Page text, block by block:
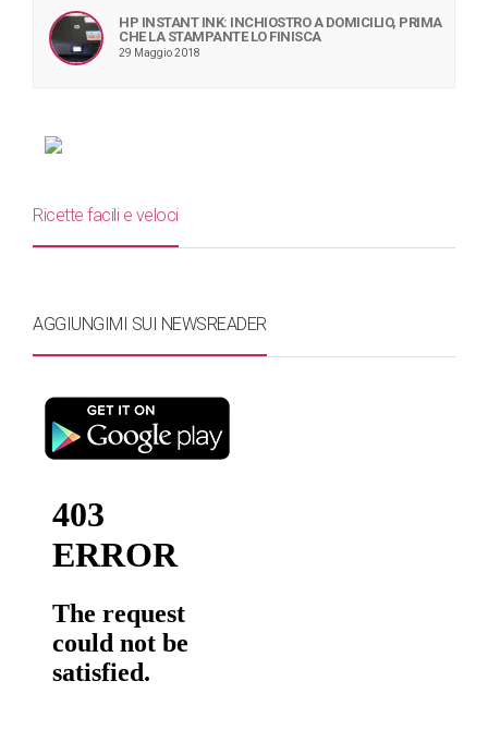
HP INSTANT INK: INCHIOSTRO A DOMICILIO, PRIMA
CHE LA STAMPANTE LO FINISCA
29 Maggio 2018
Ricette facili e veloci
AGGIUNGIMI SUI NEWSREADER